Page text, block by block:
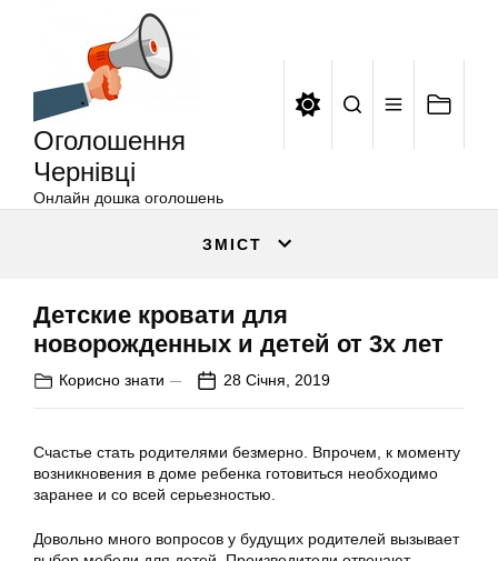
Оголошення
Чернівці
Онлайн дошка оголошень
ЗМІСТ
Детские кровати для
новорожденных и детей от 3х лет
Корисно знати 28 Січня, 2019
Счастье стать родителями безмерно. Впрочем, к моменту
возникновения в доме ребенка готовиться необходимо
заранее и со всей серьезностью.
Довольно много вопросов у будущих родителей вызывает